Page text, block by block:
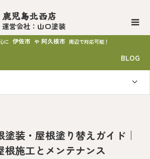
鹿児島北西店
運営会社：山口塗装
に 伊佐市 や 阿久根市 周辺で対応可能！
BLOG
装・屋根塗り替えガイド｜
根施工とメンテナンス